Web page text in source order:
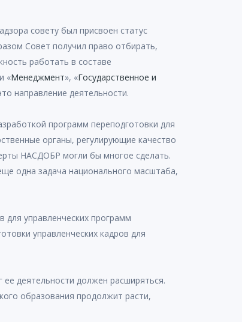
совету был присвоен статус
Совет получил право отбирать,
работать в составе
«Менеджмент», «Государственное и
направление деятельности.
программ переподготовки для
органы, регулирующие качество
НАСДОБР могли бы многое сделать.
одна задача национального масштаба,
для управленческих программ
управленческих кадров для
деятельности должен расширяться.
образования продолжит расти,